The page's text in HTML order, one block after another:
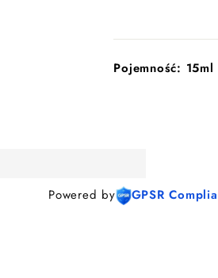
Pojemność: 15ml
Powered by GPSR